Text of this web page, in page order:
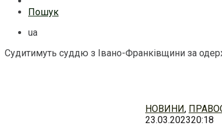
Пошук
ua
Судитимуть суддю з Івано-Франківщини за
НОВИНИ,
23.03.202320:18